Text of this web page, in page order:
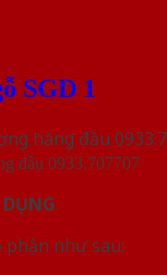
SGD 1
đầu 0933.707707
phận như sau: